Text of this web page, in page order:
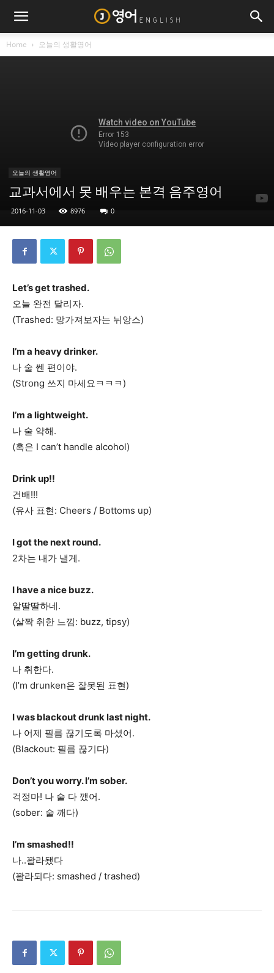
Home 오늘의 생활영어
오늘의 생활영어
교과서에서 못 배우는 본격 음주영어
2016-11-03 8976 0
Let’s get trashed.
오늘 완전 달리자.
(Trashed: 망가져보자는 뉘앙스)
I’m a heavy drinker.
나 술 쎈 편이야.
(Strong 쓰지 마세요ㅋㅋㅋ)
I’m a lightweight.
나 술 약해.
(혹은 I can’t handle alcohol)
Drink up!!
건배!!!
(유사 표현: Cheers / Bottoms up)
I got the next round.
2차는 내가 낼게.
I have a nice buzz.
알딸딸하네.
(살짝 취한 느낌: buzz, tipsy)
I’m getting drunk.
나 취한다.
(I’m drunken은 잘못된 표현)
I was blackout drunk last night.
나 어제 필름 끊기도록 마셨어.
(Blackout: 필름 끊기다)
Don’t you worry. I’m sober.
걱정마! 나 술 다 깼어.
(sober: 술 깨다)
I’m smashed!!
나..꽐라됐다
(꽐라되다: smashed / trashed)